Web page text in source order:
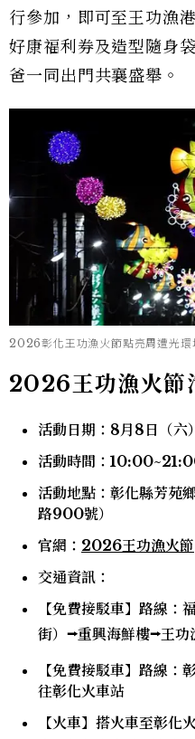
行參加，即可至王功漁
好康福利券及造型隨身
爸一同出門共襄盛舉。
2026彰化王功漁火節點亮周遭光環
2026王功漁火節
活動日期：8月8日（六
活動時間：
活動地點：彰化縣芳苑
路900號）
官網： 2026王功漁火節
交通資訊：
【免費接駁車】路線：
街）⭢重興海鮮樓⭢王功
【免費接駁車】路線：
往彰化火車站
【火車】搭火車至彰